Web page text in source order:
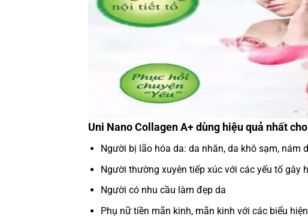
Uni Nano Collagen A+ dùng hiệu quả nhất
Người bị lão hóa da: da nhăn, da khô sạm, nám
Người thường xuyên tiếp xúc với các yếu tố gây
Người có nhu cầu làm đẹp da
Phụ nữ tiền mãn kinh, mãn kinh với các biểu